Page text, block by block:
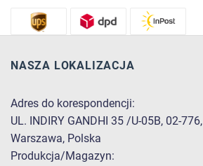
NASZA LOKALIZACJA
Adres do korespondencji:
UL. INDIRY GANDHI 35 /U-05B, 02-776,
Warszawa, Polska
Produkcja/Magazyn: